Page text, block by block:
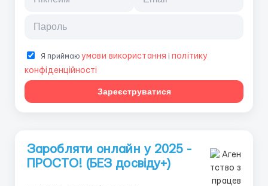
Я приймаюумови використання і політику
конфіденційності
Зареєструватися
Заробляти онлайн у 2025 -
ПРОСТО! (БЕЗ досвіду+)